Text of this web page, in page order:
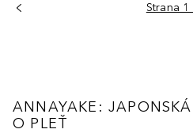
Strana 1
ANNAYAKE:
O PLEŤ